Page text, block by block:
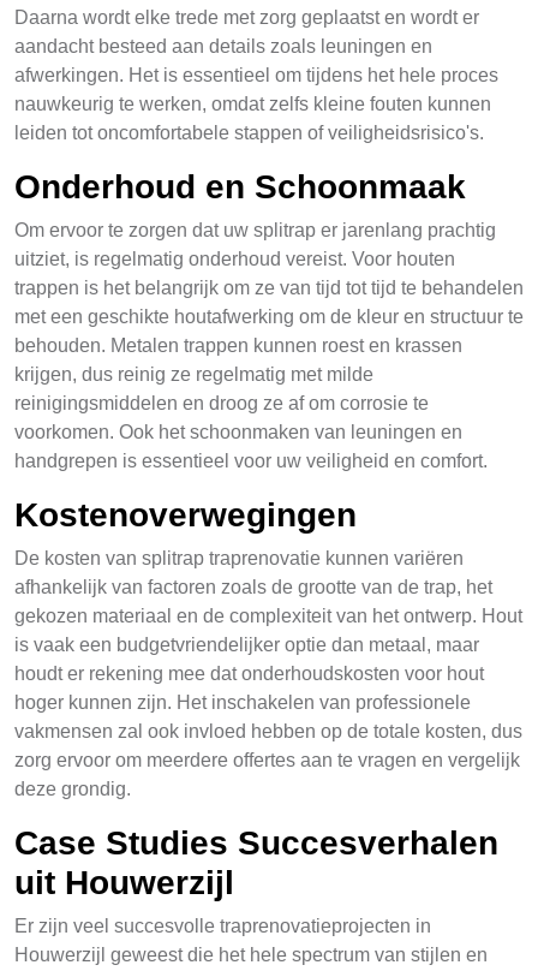
Daarna wordt elke trede met zorg geplaatst en wordt er
aandacht besteed aan details zoals leuningen en
afwerkingen. Het is essentieel om tijdens het hele proces
nauwkeurig te werken, omdat zelfs kleine fouten kunnen
leiden tot oncomfortabele stappen of veiligheidsrisico's.
Onderhoud en Schoonmaak
Om ervoor te zorgen dat uw splitrap er jarenlang prachtig
uitziet, is regelmatig onderhoud vereist. Voor houten
trappen is het belangrijk om ze van tijd tot tijd te behandelen
met een geschikte houtafwerking om de kleur en structuur te
behouden. Metalen trappen kunnen roest en krassen
krijgen, dus reinig ze regelmatig met milde
reinigingsmiddelen en droog ze af om corrosie te
voorkomen. Ook het schoonmaken van leuningen en
handgrepen is essentieel voor uw veiligheid en comfort.
Kostenoverwegingen
De kosten van splitrap traprenovatie kunnen variëren
afhankelijk van factoren zoals de grootte van de trap, het
gekozen materiaal en de complexiteit van het ontwerp. Hout
is vaak een budgetvriendelijker optie dan metaal, maar
houdt er rekening mee dat onderhoudskosten voor hout
hoger kunnen zijn. Het inschakelen van professionele
vakmensen zal ook invloed hebben op de totale kosten, dus
zorg ervoor om meerdere offertes aan te vragen en vergelijk
deze grondig.
Case Studies Succesverhalen
uit Houwerzijl
Er zijn veel succesvolle traprenovatieprojecten in
Houwerzijl geweest die het hele spectrum van stijlen en